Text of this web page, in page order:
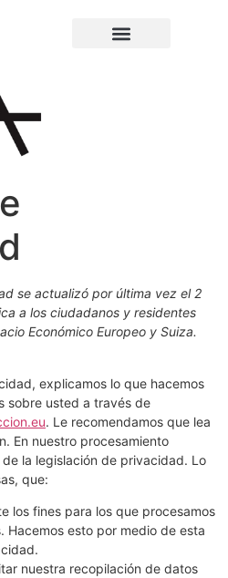
se actualizó por última vez el 2
a los ciudadanos y residentes
Económico Europeo y Suiza.
explicamos lo que hacemos
sobre usted a través de
. Le recomendamos que lea
En nuestro procesamiento
la legislación de privacidad. Lo
que:
los fines para los que procesamos
Hacemos esto por medio de esta
nuestra recopilación de datos